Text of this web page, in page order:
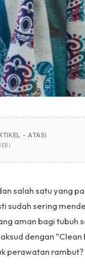
- ATAS)
salah satu yang
sudah sering
aman bagi tubuh
dengan “Clean
perawatan rambut?